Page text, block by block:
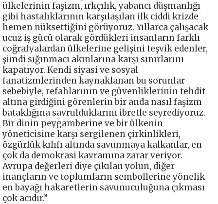
ülkelerinin faşizm, ırkçılık, yabancı düşmanlığı
gibi hastalıklarının karşılaşılan ilk ciddi krizde
hemen nüksettiğini görüyoruz. Yıllarca çalışacak
ucuz iş gücü olarak gördükleri insanların farklı
coğrafyalardan ülkelerine gelişini teşvik edenler,
şimdi sığınmacı akınlarına karşı sınırlarını
kapatıyor. Kendi siyasi ve sosyal
fanatizmlerinden kaynaklanan bu sorunlar
sebebiyle, refahlarının ve güvenliklerinin tehdit
altına girdiğini görenlerin bir anda nasıl faşizm
bataklığına savrulduklarını ibretle seyrediyoruz.
Bir dinin peygamberine ve bir ülkenin
yöneticisine karşı sergilenen çirkinlikleri,
özgürlük kılıfı altında savunmaya kalkanlar, en
çok da demokrasi kavramına zarar veriyor.
Avrupa değerleri diye çıkılan yolun, diğer
inançların ve toplumların sembollerine yönelik
en bayağı hakaretlerin savunuculuğuna çıkması
çok acıdır.”